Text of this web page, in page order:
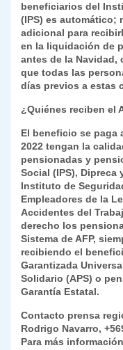
beneficiarios del
(IPS) es automático;
adicional para
en la liquidación de
antes de la Navidad,
que todas las
días previos a estas
¿Quiénes reciben el
El beneficio se paga
2022 tengan la
pensionadas y
Social (IPS), Dipreca
Instituto de
Empleadores de la
Accidentes del
derecho los
Sistema de AFP,
recibiendo el
Garantizada
Solidario (APS) o
Garantía Estatal.
Contacto prensa
Rodrigo Navarro,
Para más